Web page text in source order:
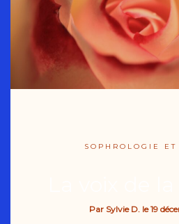
SOPHROLOGIE ET
Par Sylvie D. le19